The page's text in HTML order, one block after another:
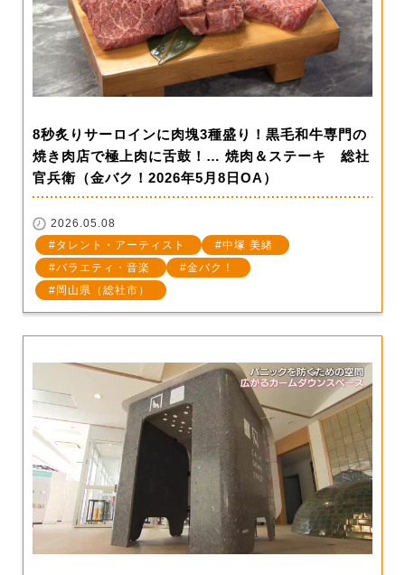
8秒炙りサーロインに肉塊3種盛り！黒毛和牛専門の
焼き肉店で極上肉に舌鼓！… 焼肉＆ステーキ 総社
官兵衛（金バク！2026年5月8日OA）
2026.05.08
タレント・アーティスト
中塚 美緒
バラエティ・音楽
金バク！
岡山県（総社市）